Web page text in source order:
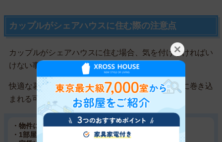
カップルがシェアハウスに住む際の注意点
カップルがシェアハウスに住む場合、気を付けなければい
けない事が5つあります。
快適な暮らしが送れなかったり、思わぬトラブルに巻き込
まれる可能性があるので、注意が必要です。
・物件によってはカップルで住めない
・1部屋に2人で入居すると追加料金がかかる